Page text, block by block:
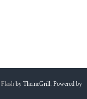
Flash by ThemeGrill. Powered by